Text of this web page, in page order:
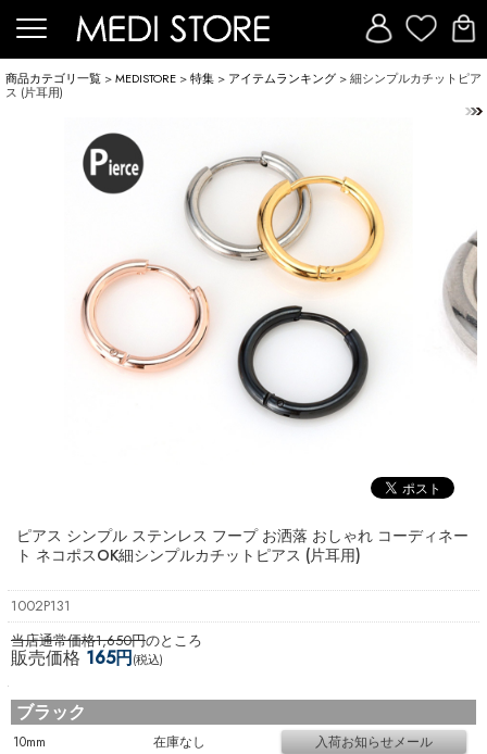
商品カテゴリ一覧 >MEDISTORE >特集 > アイテムランキング > 細シンプルカチットピア
ス (片耳用)
ピアス シンプル ステンレス フープ お洒落 おしゃれ コーディネー
ト ネコポスOK細シンプルカチットピアス (片耳用)
1002P131
当店通常価格1,650円のところ
販売価格 165円(税込)
ブラック
10mm
在庫なし